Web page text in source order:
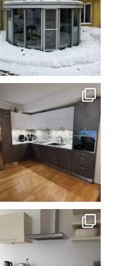
lammutamata!
Kas su
11 0
KÖÖGI METAMORFOOS:
Portselanvalge ja Carrara...
5 0